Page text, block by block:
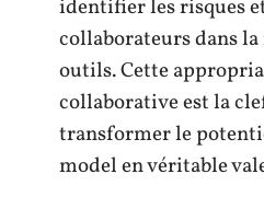
identifier les risques
collaborateurs dans
outils. Cette
collaborative est la
transformer le
model en véritable